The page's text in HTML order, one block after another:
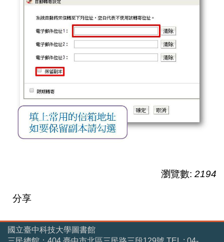
瀏覽數: 2194
分享
國立臺中科技大學圖書館